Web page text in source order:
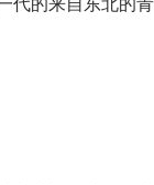
的来自东北的